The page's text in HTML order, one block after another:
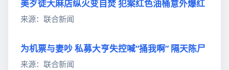
美歹徒大麻店纵火变自焚 犯案红色油桶意外爆红
来源：联合新闻
为机票与妻吵 私募大亨失控喊“捅我啊” 隔天陈尸
来源：联合新闻